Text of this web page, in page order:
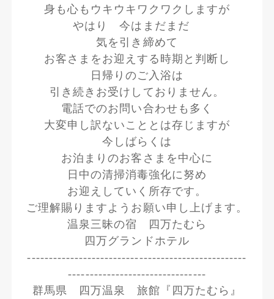
身も心もウキウキワクワクしますが
やはり 今はまだまだ
気を引き締めて
お客さまをお迎えする時期と判断し
日帰りのご入浴は
引き続きお受けしておりません。
電話でのお問い合わせも多く
大変申し訳ないこととは存じますが
今しばらくは
お泊まりのお客さまを中心に
日中の清掃消毒強化に努め
お迎えしていく所存です。
ご理解賜りますようお願い申し上げます。
温泉三昧の宿 四万たむら
四万グランドホテル
---------------------------------------------------
--------------------------------
群馬県 四万温泉 旅館『四万たむら』